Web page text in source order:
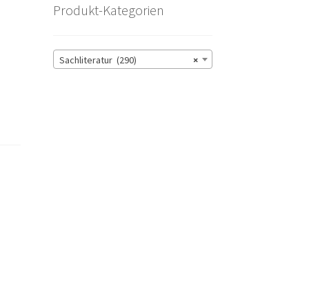
Produkt-Kategorien
×
Sachliteratur (290)